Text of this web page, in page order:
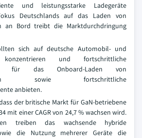
und leistungsstarke Ladegeräte
Deutschlands auf das Laden von
an Bord treibt die Marktdurchdringung
sich auf deutsche Automobil- und
konzentrieren und fortschrittliche
für das Onboard-Laden von
sowie fortschrittliche
anbieten.
der britische Markt für GaN-betriebene
mit einer CAGR von 24,7 % wachsen wird.
treiben das wachsende hybride
die Nutzung mehrerer Geräte die